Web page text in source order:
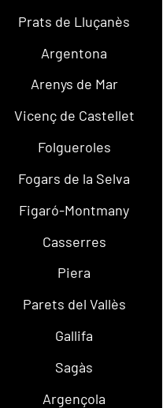
Prats de Lluçanès
Argentona
Arenys de Mar
Vicenç de Castellet
Folgueroles
Fogars de la Selva
Figaró-Montmany
Casserres
Piera
Parets del Vallès
Gallifa
Sagàs
Argençola